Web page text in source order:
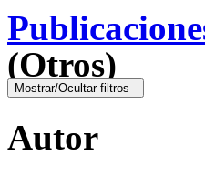
(Otros)
Autor